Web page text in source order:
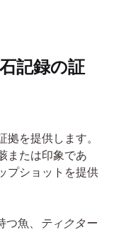
記録の証
を提供します。
または印象であ
プショットを提供
魚、
ティクター